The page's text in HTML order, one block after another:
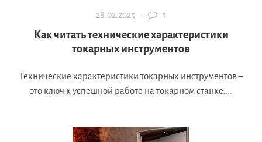
28.02.2025 · 1
Как читать технические характеристики
токарных инструментов
Технические характеристики токарных инструментов –
это ключ к успешной работе на токарном станке....